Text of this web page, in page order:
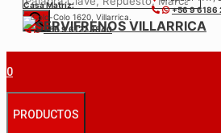
Casa Matríz:
Colo-Colo 1620, Villarrica.
+56 9 6122 3840
+56 9 6186
0
PRODUCTOS